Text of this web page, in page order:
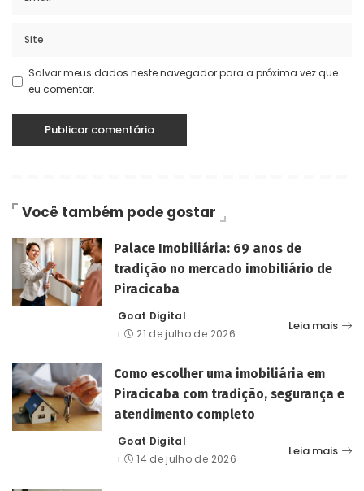
Salvar meus dados neste navegador para a próxima vez que
eu comentar.
Você também pode gostar
Palace Imobiliária: 69 anos de
tradição no mercado imobiliário de
Piracicaba
Posted
by
Goat Digital
21 de julho de 2026
Leia mais
Como escolher uma imobiliária em
Piracicaba com tradição, segurança e
atendimento completo
Posted
by
Goat Digital
14 de julho de 2026
Leia mais